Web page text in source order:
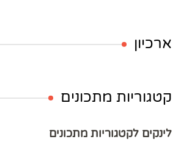
ארכיון
קטגוריות מתכונים
לינקים לקטגוריות מתכונים